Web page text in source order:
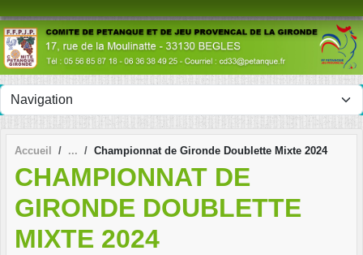
Accueil Championnat de Gironde Doublette Mixte 2024
CHAMPIONNAT DE
GIRONDE DOUBLETTE
MIXTE 2024